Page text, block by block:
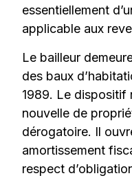
essentiellement
applicable aux
Le bailleur
des baux
1989. Le dispositif
nouvelle de
dérogatoire. Il
amortissement
respect